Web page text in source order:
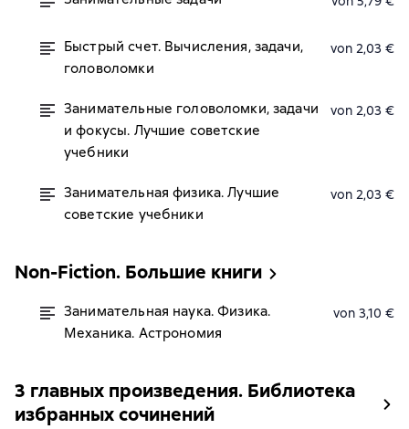
Быстрый счет. Вычисления, задачи,
головоломки
von 2,03 €
Занимательные головоломки, задачи
и фокусы. Лучшие советские
учебники
von 2,03 €
Занимательная физика. Лучшие
советские учебники
von 2,03 €
Non-Fiction. Большие книги
Занимательная наука. Физика.
Механика. Астрономия
von 3,10 €
3 главных произведения. Библиотека
избранных сочинений